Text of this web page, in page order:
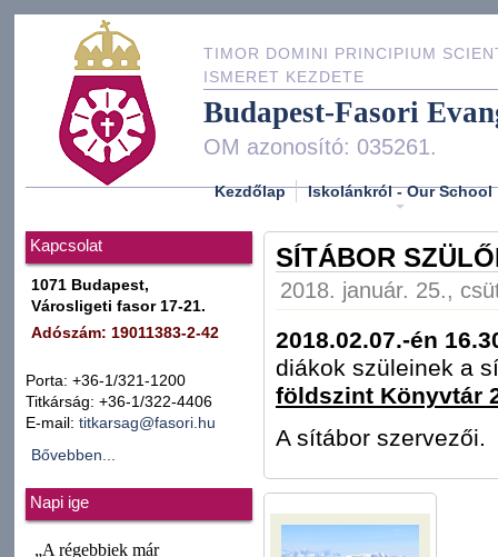
TIMOR DOMINI PRINCIPIUM
ISMERET KEZDETE
Budapest-Fasori
OM azonosító: 035261.
Kezdőlap Iskolánkról - Our School
Kapcsolat
1071 Budapest,
Városligeti fasor 17-21.
Adószám: 19011383-2-42
Porta: +36-1/321-1200
Titkárság: +36-1/322-4406
E-mail: titkarsag@fasori.hu
Bővebben...
Napi ige
SÍTÁBOR
2018. január. 25.,
2018.02.07.-én
diákok szüleinek a
földszint Könyvtár
A sítábor szervezői.